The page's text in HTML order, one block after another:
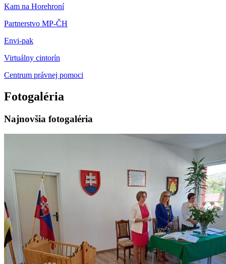
Kam na Horehroní
Partnerstvo MP-ČH
Envi-pak
Virtuálny cintorín
Centrum právnej pomoci
Fotogaléria
Najnovšia fotogaléria